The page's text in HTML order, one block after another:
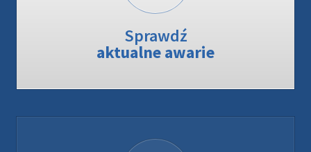
Sprawdź
aktualne awarie